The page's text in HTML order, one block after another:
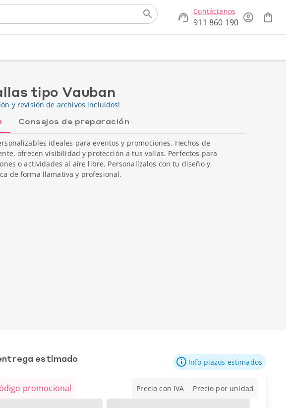
Contáctanos
911 860 190
tipo Vauban
y revisión de archivos incluidos!
Consejos de preparación
ideales para eventos y promociones. Hechos de
ofrecen visibilidad y protección a tus vallas. Perfectos para
o actividades al aire libre. Personalízalos con tu diseño y
de forma llamativa y profesional.
estimado Info plazos estimados
promocional Precio con IVA Precio por unidad